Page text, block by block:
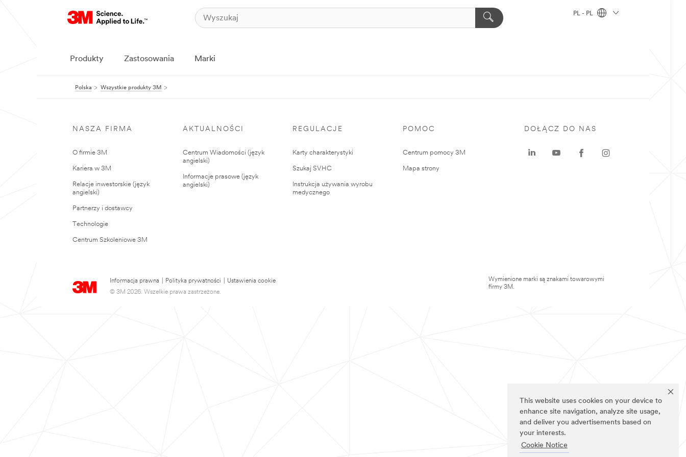
This website uses cookies on your device to
enhance site navigation, analyze site usage,
and deliver you advertisements based on
your interests.
Cookie Notice
PL - PL
Produkty Zastosowania Marki
Polska Wszystkie produkty 3M
NASZA FIRMA
O firmie 3M
Kariera w 3M
Relacje inwestorskie (język
angielski)
Partnerzy i dostawcy
Technologie
Centrum Szkoleniowe 3M
AKTUALNOŚCI
Centrum Wiadomości (język
angielski)
Informacje prasowe (język
angielski)
REGULACJE
Karty charakterystyki
Szukaj SVHC
Instrukcja używania wyrobu
medycznego
POMOC
Centrum pomocy 3M
Mapa strony
Informacja prawna Polityka prywatności
Ustawienia cookie
© 3M 2026. Wszelkie prawa zastrzeżone.
DOŁĄCZ DO NAS
Wymienione marki są znakami towarowymi
firmy 3M.